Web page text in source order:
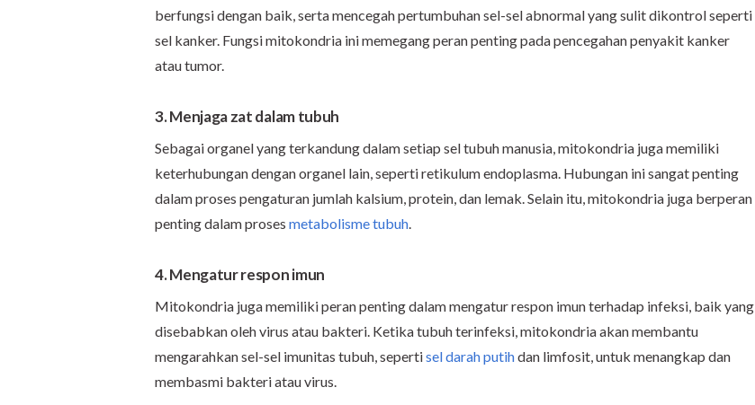
berfungsi dengan baik, serta mencegah pertumbuhan sel-sel abnormal yang sulit dikontrol seperti
sel kanker. Fungsi mitokondria ini memegang peran penting pada pencegahan penyakit kanker
atau tumor.
3. Menjaga zat dalam tubuh
Sebagai organel yang terkandung dalam setiap sel tubuh manusia, mitokondria juga memiliki
keterhubungan dengan organel lain, seperti retikulum endoplasma. Hubungan ini sangat penting
dalam proses pengaturan jumlah kalsium, protein, dan lemak. Selain itu, mitokondria juga berperan
penting dalam proses metabolisme tubuh.
4. Mengatur respon imun
Mitokondria juga memiliki peran penting dalam mengatur respon imun terhadap infeksi, baik yang
disebabkan oleh virus atau bakteri. Ketika tubuh terinfeksi, mitokondria akan membantu
mengarahkan sel-sel imunitas tubuh, sepertisel darah putihdan limfosit, untuk menangkap dan
membasmi bakteri atau virus.